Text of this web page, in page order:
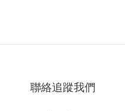
聯絡追蹤我們